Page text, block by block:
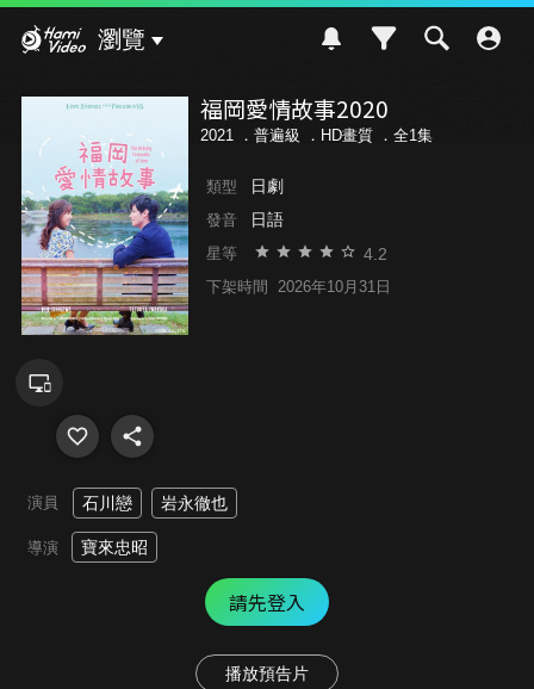
瀏覽
福岡愛情故事2020
2021 ． 普遍級 ．HD畫質 ．全1集
類型 日劇
發音 日語
星等 4.2
下架時間 2026年10月31日
演員 石川戀 岩永徹也
導演 寶來忠昭
請先登入
播放預告片